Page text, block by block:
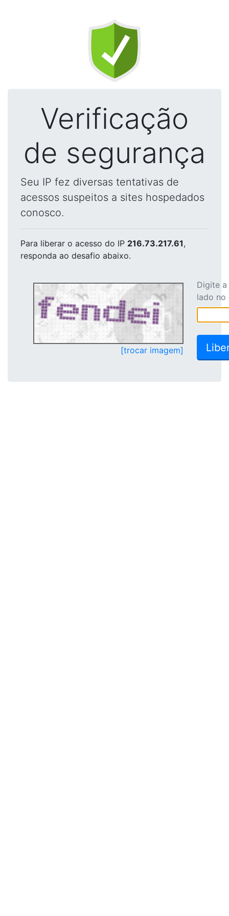
Verificação
de segurança
Seu IP fez diversas tentativas de
acessos suspeitos a sites hospedados
conosco.
Para liberar o acesso do IP 216.73.217.61,
responda ao desafio abaixo.
[trocar imagem]
Digite
lado no